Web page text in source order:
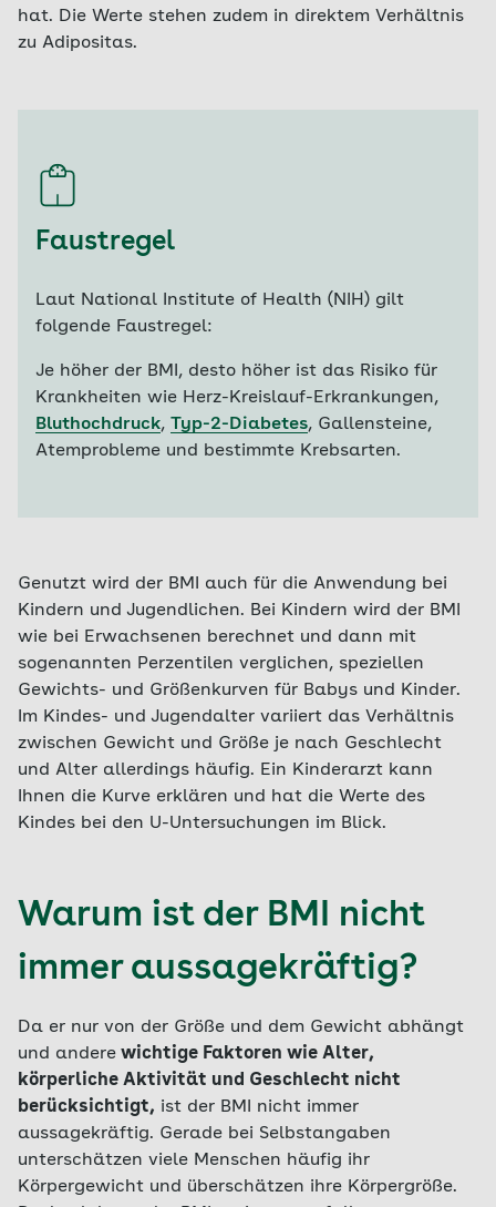
hat. Die Werte stehen zudem in direktem Verhältnis
zu Adipositas.
Faustregel
Laut National Institute of Health (NIH) gilt
folgende Faustregel:
Je höher der BMI, desto höher ist das Risiko für
Krankheiten wie Herz-Kreislauf-Erkrankungen,
Bluthochdruck, Typ-2-Diabetes, Gallensteine,
Atemprobleme und bestimmte Krebsarten.
Genutzt wird der BMI auch für die Anwendung bei
Kindern und Jugendlichen. Bei Kindern wird der BMI
wie bei Erwachsenen berechnet und dann mit
sogenannten Perzentilen verglichen, speziellen
Gewichts- und Größenkurven für Babys und Kinder.
Im Kindes- und Jugendalter variiert das Verhältnis
zwischen Gewicht und Größe je nach Geschlecht
und Alter allerdings häufig. Ein Kinderarzt kann
Ihnen die Kurve erklären und hat die Werte des
Kindes bei den U-Untersuchungen im Blick.
Warum ist der BMI nicht
immer aussagekräftig?
Da er nur von der Größe und dem Gewicht abhängt
und andere wichtige Faktoren wie Alter,
körperliche Aktivität und Geschlecht nicht
berücksichtigt, ist der BMI nicht immer
aussagekräftig. Gerade bei Selbstangaben
unterschätzen viele Menschen häufig ihr
Körpergewicht und überschätzen ihre Körpergröße.